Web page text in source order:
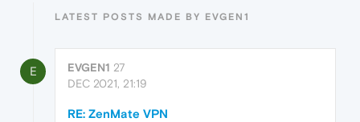
LATEST POSTS MADE BY EVGEN1
E EVGEN1 27
DEC 2021, 21:19
RE: ZenMate VPN